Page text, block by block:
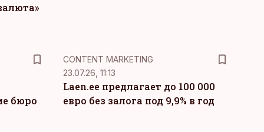
бюро
KM
CONTENT MARKETING
23.07.26, 11:13
Laen.ee предлагает до 100 000
евро без залога под 9,9% в год